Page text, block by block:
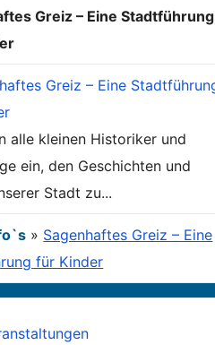
Greiz – Eine Stadtführung
alle kleinen Historiker und
ein, den Geschichten und
Stadt zu...
» Sagenhaftes Greiz – Eine
für Kinder